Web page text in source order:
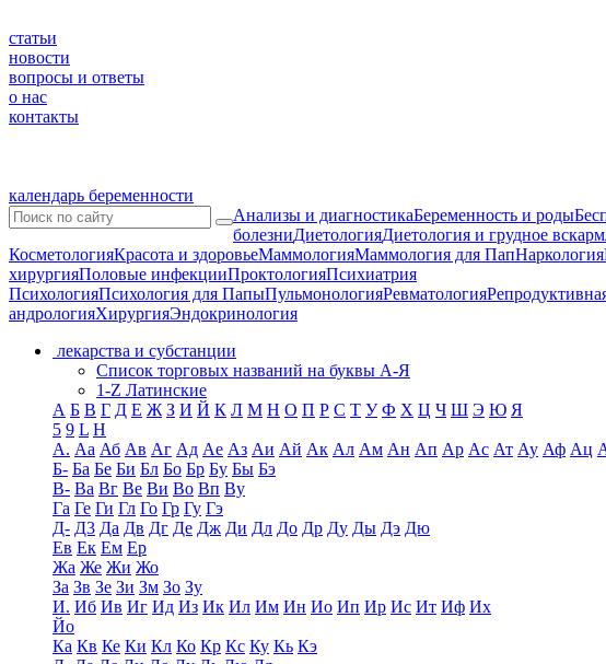
статьи
новости
вопросы и ответы
о нас
контакты
календарь беременности
Анализы и диагностикаБеременность и роды
болезниДиетологияДиетология и грудное
КосметологияКрасота и здоровьеМаммологияМаммология для ПапНаркология
хирургияПоловые инфекцииПроктологияПсихиатрия
ПсихологияПсихология для ПапыПульмонологияРевматология
андрологияХирургияЭндокринология
лекарства и субстанции
Список торговых названий на буквы А-Я
1-Z Латинские
А Б В Г Д Е Ж З И Й К Л М Н О П Р С Т У Ф Х Ц Ч Ш Э Ю Я
5 9 L H
А. Аа Аб Ав Аг Ад Ае Аз Аи Ай Ак Ал Ам Ан Ап Ар Ас Ат Ау Аф Ац
Б- Ба Бе Би Бл Бо Бр Бу Бы Бэ
В- Ва Вг Ве Ви Во Вп Ву
Га Ге Ги Гл Го Гр Гу Гэ
Д- Д3 Да Дв Дг Де Дж Ди Дл До Др Ду Ды Дэ Дю
Ев Ек Ем Ер
Жа Же Жи Жо
За Зв Зе Зи Зм Зо Зу
И. Иб Ив Иг Ид Из Ик Ил Им Ин Ио Ип Ир Ис Ит Иф Их
Йо
Ка Кв Ке Ки Кл Ко Кр Кс Ку Кь Кэ